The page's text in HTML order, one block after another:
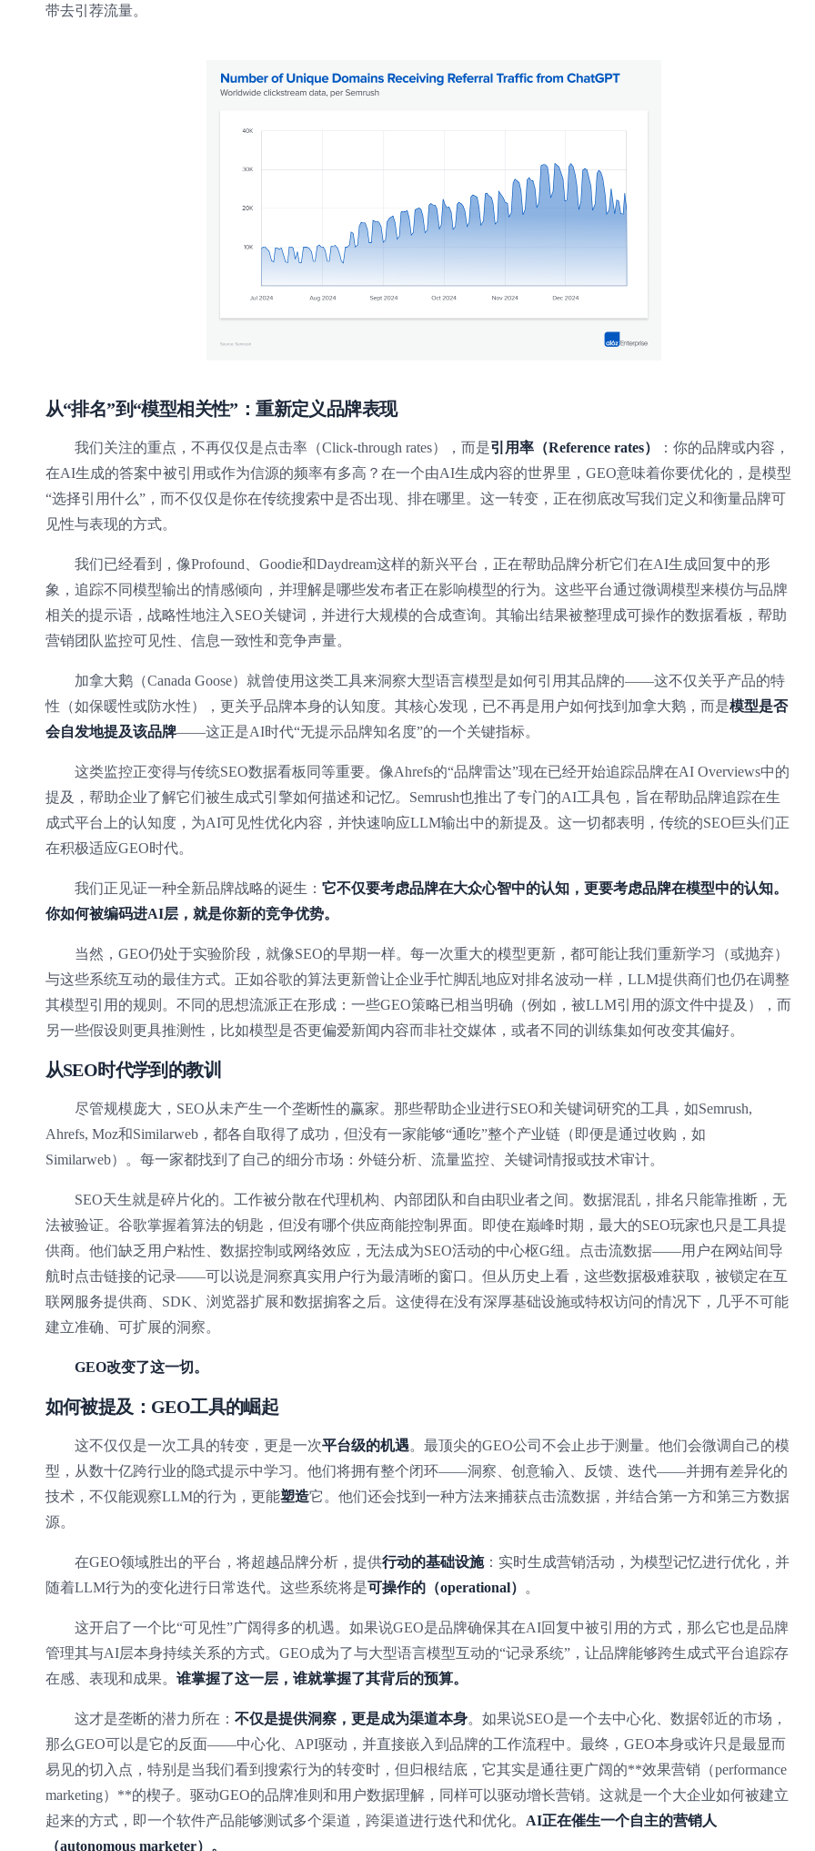
带去引荐流量。
从“排名”到“模型相关性”：重新定义品牌表现
我们关注的重点，不再仅仅是点击率（Click-through rates），而是引用率（Reference rates）
：你的品牌或内容，
在AI生成的答案中被引用或作为信源的频率有多高？在一个由AI生成内容的世界里，GEO意味着你要优化的，是模型
“选择引用什么”，而不仅仅是你在传统搜索中是否出现、排在哪里。这一转变，正在彻底改写我们定义和衡量品牌可
见性与表现的方式。
我们已经看到，像Profound、Goodie和Daydream这样的新兴平台，正在帮助品牌分析它们在AI生成回复中的形
象，追踪不同模型输出的情感倾向，并理解是哪些发布者正在影响模型的行为。这些平台通过微调模型来模仿与品牌
相关的提示语，战略性地注入SEO关键词，并进行大规模的合成查询。其输出结果被整理成可操作的数据看板，帮助
营销团队监控可见性、信息一致性和竞争声量。
加拿大鹅（Canada Goose）就曾使用这类工具来洞察大型语言模型是如何引用其品牌的——这不仅关乎产品的特
性（如保暖性或防水性），更关乎品牌本身的认知度。其核心发现，已不再是用户如何找到加拿大鹅，而是模型是否
会自发地提及该品牌——这正是AI时代“无提示品牌知名度”的一个关键指标。
这类监控正变得与传统SEO数据看板同等重要。像Ahrefs的“品牌雷达”现在已经开始追踪品牌在AI Overviews中的
提及，帮助企业了解它们被生成式引擎如何描述和记忆。Semrush也推出了专门的AI工具包，旨在帮助品牌追踪在生
成式平台上的认知度，为AI可见性优化内容，并快速响应LLM输出中的新提及。这一切都表明，传统的SEO巨头们正
在积极适应GEO时代。
我们正见证一种全新品牌战略的诞生： 它不仅要考虑品牌在大众心智中的认知，更要考虑品牌在模型中的认知。
你如何被编码进AI层，就是你新的竞争优势。
当然，GEO仍处于实验阶段，就像SEO的早期一样。每一次重大的模型更新，都可能让我们重新学习（或抛弃）
与这些系统互动的最佳方式。正如谷歌的算法更新曾让企业手忙脚乱地应对排名波动一样，LLM提供商们也仍在调整
其模型引用的规则。不同的思想流派正在形成：一些GEO策略已相当明确（例如，被LLM引用的源文件中提及），而
另一些假设则更具推测性，比如模型是否更偏爱新闻内容而非社交媒体，或者不同的训练集如何改变其偏好。
从SEO时代学到的教训
尽管规模庞大，SEO从未产生一个垄断性的赢家。那些帮助企业进行SEO和关键词研究的工具，如Semrush,
Ahrefs, Moz和Similarweb，都各自取得了成功，但没有一家能够“通吃”整个产业链（即便是通过收购，如
Similarweb）。每一家都找到了自己的细分市场：外链分析、流量监控、关键词情报或技术审计。
SEO天生就是碎片化的。工作被分散在代理机构、内部团队和自由职业者之间。数据混乱，排名只能靠推断，无
法被验证。谷歌掌握着算法的钥匙，但没有哪个供应商能控制界面。即使在巅峰时期，最大的SEO玩家也只是工具提
供商。他们缺乏用户粘性、数据控制或网络效应，无法成为SEO活动的中心枢G纽。点击流数据——用户在网站间导
航时点击链接的记录——可以说是洞察真实用户行为最清晰的窗口。但从历史上看，这些数据极难获取，被锁定在互
联网服务提供商、SDK、浏览器扩展和数据掮客之后。这使得在没有深厚基础设施或特权访问的情况下，几乎不可能
建立准确、可扩展的洞察。
GEO改变了这一切。
如何被提及：GEO工具的崛起
这不仅仅是一次工具的转变，更是一次平台级的机遇。最顶尖的GEO公司不会止步于测量。他们会微调自己的模
型，从数十亿跨行业的隐式提示中学习。他们将拥有整个闭环——洞察、创意输入、反馈、迭代——并拥有差异化的
技术，不仅能观察LLM的行为，更能塑造它。他们还会找到一种方法来捕获点击流数据，并结合第一方和第三方数据
源。
在GEO领域胜出的平台，将超越品牌分析，提供行动的基础设施：实时生成营销活动，为模型记忆进行优化，并
随着LLM行为的变化进行日常迭代。这些系统将是可操作的（operational） 。
这开启了一个比“可见性”广阔得多的机遇。如果说GEO是品牌确保其在AI回复中被引用的方式，那么它也是品牌
管理其与AI层本身持续关系的方式。GEO成为了与大型语言模型互动的“记录系统”，让品牌能够跨生成式平台追踪存
在感、表现和成果。 谁掌握了这一层，谁就掌握了其背后的预算。
这才是垄断的潜力所在： 不仅是提供洞察，更是成为渠道本身。如果说SEO是一个去中心化、数据邻近的市场，
那么GEO可以是它的反面——中心化、API驱动，并直接嵌入到品牌的工作流程中。最终，GEO本身或许只是最显而
易见的切入点，特别是当我们看到搜索行为的转变时，但归根结底，它其实是通往更广阔的**效果营销（performance
marketing）**的楔子。驱动GEO的品牌准则和用户数据理解，同样可以驱动增长营销。这就是一个大企业如何被建立
起来的方式，即一个软件产品能够测试多个渠道，跨渠道进行迭代和优化。 AI正在催生一个自主的营销人
（autonomous marketer）。